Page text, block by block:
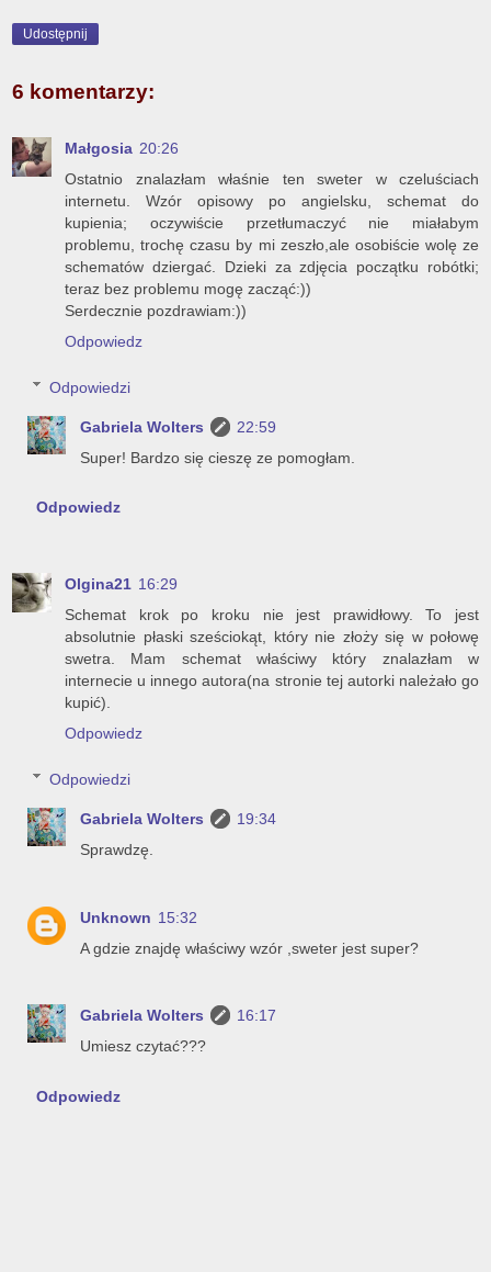
Udostępnij
6 komentarzy:
Małgosia 20:26
Ostatnio znalazłam właśnie ten sweter w czeluściach
internetu. Wzór opisowy po angielsku, schemat do
kupienia; oczywiście przetłumaczyć nie miałabym
problemu, trochę czasu by mi zeszło,ale osobiście wolę ze
schematów dziergać. Dzieki za zdjęcia początku robótki;
teraz bez problemu mogę zacząć:))
Serdecznie pozdrawiam:))
Odpowiedz
Odpowiedzi
Gabriela Wolters
22:59
Super! Bardzo się cieszę ze pomogłam.
Odpowiedz
Olgina21 16:29
Schemat krok po kroku nie jest prawidłowy. To jest
absolutnie płaski sześciokąt, który nie złoży się w połowę
swetra. Mam schemat właściwy który znalazłam w
internecie u innego autora(na stronie tej autorki należało go
kupić).
Odpowiedz
Odpowiedzi
Gabriela Wolters
19:34
Sprawdzę.
Unknown 15:32
A gdzie znajdę właściwy wzór ,sweter jest super?
Gabriela Wolters
16:17
Umiesz czytać???
Odpowiedz